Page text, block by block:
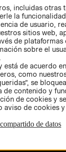
AVISO DE
PRIVACIDAD
GIFT CARD
AVISO DE
COOKIES
incluidas otras
la
de usuario,
sitios web,
de plataformas
sobre el
está de acuerdo
como
se
de contenido y
de cookies y
aviso de cookies
de datos